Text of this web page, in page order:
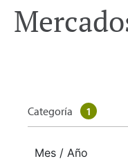
Categoría 1
Mes / Año